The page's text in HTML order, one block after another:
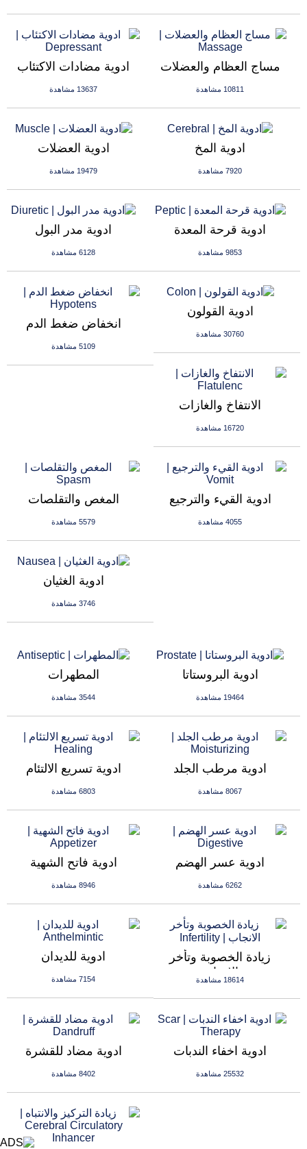
ادوية مضادات الاكتئاب
13637 مشاهدة
مساج العظام والعضلات
10811 مشاهدة
ادوية العضلات
19479 مشاهدة
ادوية المخ
7920 مشاهدة
ادوية مدر البول
6128 مشاهدة
ادوية قرحة المعدة
9853 مشاهدة
انخفاض ضغط الدم
5109 مشاهدة
ادوية القولون
30760 مشاهدة
الانتفاخ والغازات
16720 مشاهدة
المغص والتقلصات
5579 مشاهدة
ادوية القيء والترجيع
4055 مشاهدة
ادوية الغثيان
3746 مشاهدة
المطهرات
3544 مشاهدة
ادوية البروستاتا
19464 مشاهدة
ادوية تسريع الالتئام
6803 مشاهدة
ادوية مرطب الجلد
8067 مشاهدة
ادوية فاتح الشهية
8946 مشاهدة
ادوية عسر الهضم
6262 مشاهدة
ادوية للديدان
7154 مشاهدة
زيادة الخصوبة وتأخر
الانجاب
18614 مشاهدة
ادوية مضاد للقشرة
8402 مشاهدة
ادوية اخفاء الندبات
25532 مشاهدة